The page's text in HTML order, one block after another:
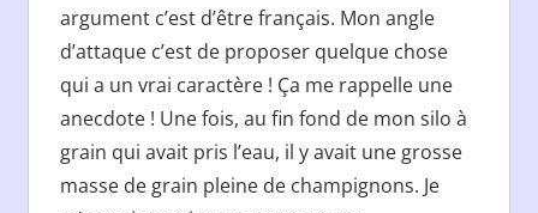
argument c’est d’être français. Mon angle
d’attaque c’est de proposer quelque chose
qui a un vrai caractère ! Ça me rappelle une
anecdote ! Une fois, au fin fond de mon silo à
grain qui avait pris l’eau, il y avait une grosse
masse de grain pleine de champignons. Je